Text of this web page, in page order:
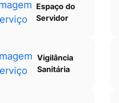
Espaço do
Servidor
Vigilância
Sanitária